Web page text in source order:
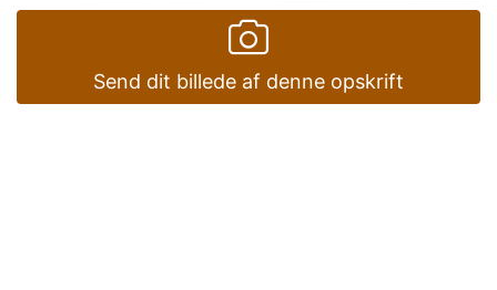
Send dit billede af denne opskrift